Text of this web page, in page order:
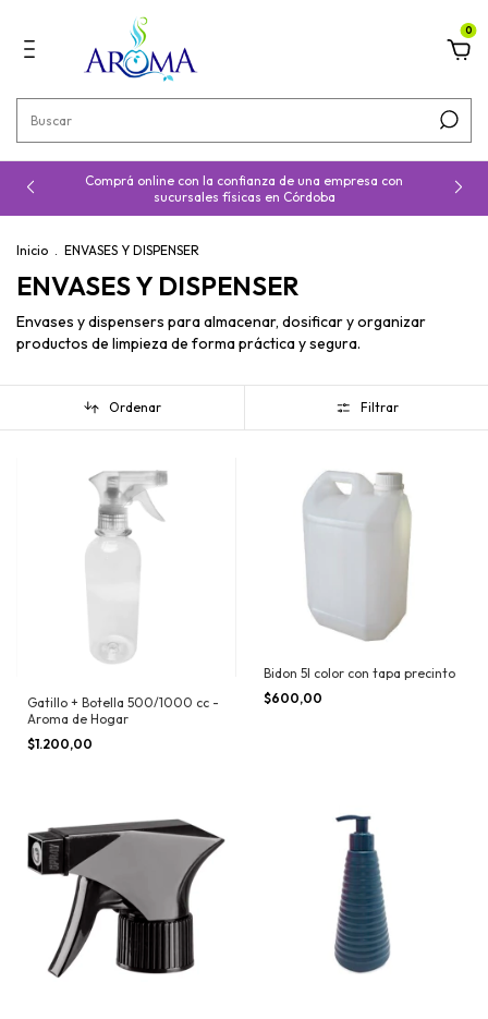
0
Comprá online con la confianza de una empresa con
sucursales físicas en Córdoba
Inicio . ENVASES Y DISPENSER
ENVASES Y DISPENSER
Envases y dispensers para almacenar, dosificar y organizar
productos de limpieza de forma práctica y segura.
Ordenar Filtrar
Gatillo + Botella 500/1000 cc -
Aroma de Hogar
$1.200,00
Bidon 5l color con tapa precinto
$600,00